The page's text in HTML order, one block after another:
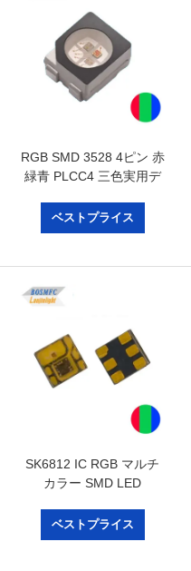
RGB SMD 3528 4ピン 赤
緑青 PLCC4 三色実用デ
ベストプライス
SK6812 IC RGB マルチ
カラー SMD LED
ベストプライス